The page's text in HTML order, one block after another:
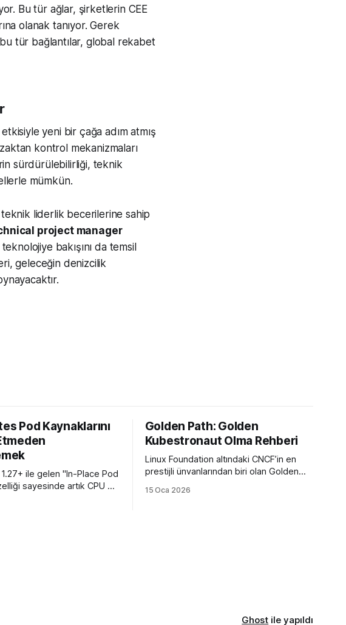
Bu tür ağlar, şirketlerin CEE
olanak tanıyor. Gerek
tür bağlantılar, global rekabet
yeni bir çağa adım atmış
kontrol mekanizmaları
sürdürülebilirliği, teknik
mümkün.
liderlik becerilerine sahip
project manager
bakışını da temsil
geleceğin denizcilik
Pod Kaynaklarını
ile gelen "In-Place Pod
sayesinde artık CPU ve
yeniden başlatmaya son
Golden Path: Golden
Kubestronaut Olma Rehberi
Linux Foundation altındaki CNCF’in en
prestijli ünvanlarından biri olan Golden
gerekir ve bu zorlu süreçte nasıl bir yol
15 Oca 2026
Ghost ile yapıldı